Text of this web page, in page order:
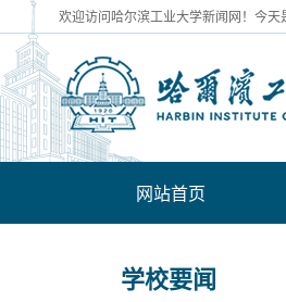
欢迎访问哈尔滨工业大学新闻网！今天
网站首页
学校要闻